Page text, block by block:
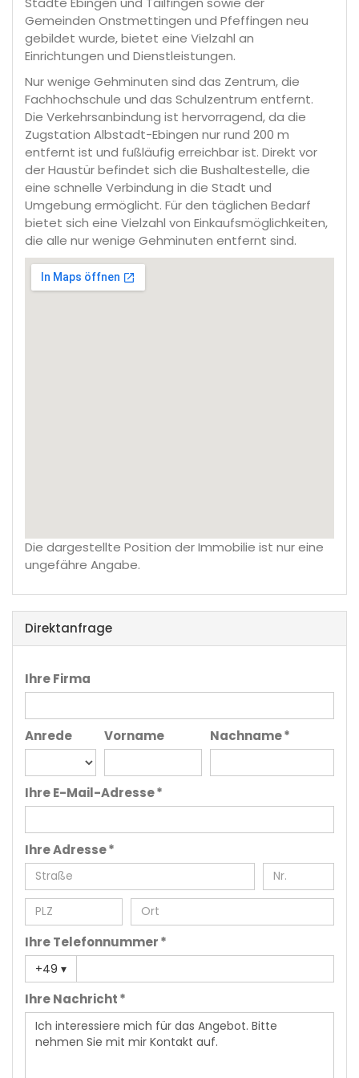
Gemeinden Onstmettingen und Pfeffingen neu
gebildet wurde, bietet eine Vielzahl an
Einrichtungen und Dienstleistungen.
Nur wenige Gehminuten sind das Zentrum, die
Fachhochschule und das Schulzentrum entfernt.
Die Verkehrsanbindung ist hervorragend, da die
Zugstation Albstadt-Ebingen nur rund 200 m
entfernt ist und fußläufig erreichbar ist. Direkt vor
der Haustür befindet sich die Bushaltestelle, die
eine schnelle Verbindung in die Stadt und
Umgebung ermöglicht. Für den täglichen Bedarf
bietet sich eine Vielzahl von Einkaufsmöglichkeiten,
die alle nur wenige Gehminuten entfernt sind.
Die dargestellte Position der Immobilie ist nur eine
ungefähre Angabe.
Direktanfrage
Ihre Firma
Anrede Vorname Nachname *
Ihre E-Mail-Adresse *
Ihre Adresse *
Ihre Telefonnummer *
+49 ▾
Ihre Nachricht *